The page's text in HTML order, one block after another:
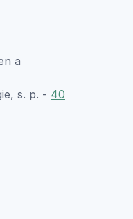
a
s. p. - 40